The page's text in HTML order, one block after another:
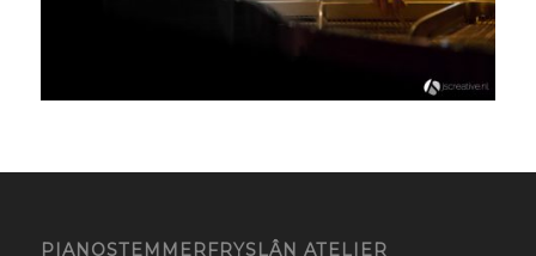
PIANOSTEMMERFRYSLÂN ATELIER